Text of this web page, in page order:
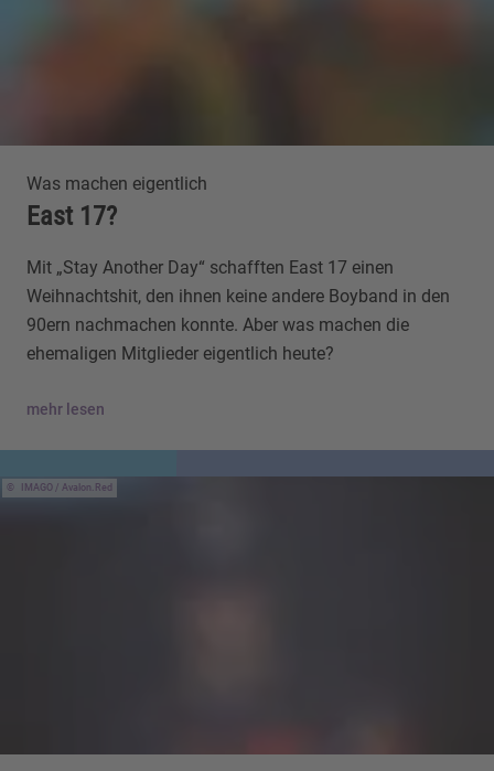
Was machen eigentlich
East 17?
Mit „Stay Another Day“ schafften East 17 einen
Weihnachtshit, den ihnen keine andere Boyband in den
90ern nachmachen konnte. Aber was machen die
ehemaligen Mitglieder eigentlich heute?
mehr lesen
IMAGO / Avalon.Red